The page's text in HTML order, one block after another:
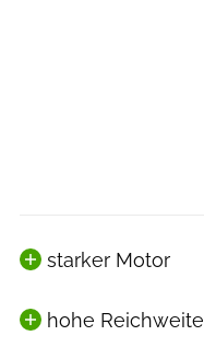
starker Motor
hohe Reichweite